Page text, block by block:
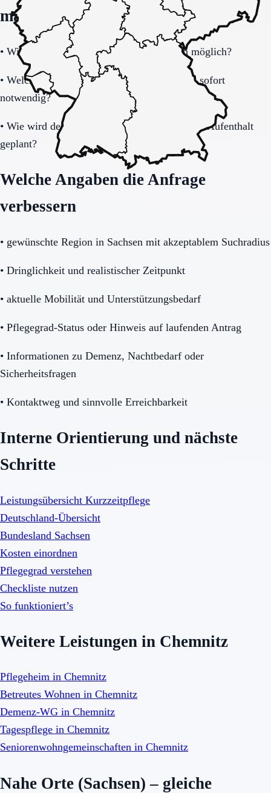
machen
• Wie schnell ist eine Aufnahme realistisch möglich?
• Welche Unterlagen und Informationen sind sofort
notwendig?
• Wie wird der Übergang nach dem befristeten Aufenthalt
geplant?
Welche Angaben die Anfrage
verbessern
• gewünschte Region in Sachsen mit akzeptablem Suchradius
• Dringlichkeit und realistischer Zeitpunkt
• aktuelle Mobilität und Unterstützungsbedarf
• Pflegegrad-Status oder Hinweis auf laufenden Antrag
• Informationen zu Demenz, Nachtbedarf oder
Sicherheitsfragen
• Kontaktweg und sinnvolle Erreichbarkeit
Interne Orientierung und nächste
Schritte
Leistungsübersicht Kurzzeitpflege
Deutschland-Übersicht
Bundesland Sachsen
Kosten einordnen
Pflegegrad verstehen
Checkliste nutzen
So funktioniert’s
Weitere Leistungen in Chemnitz
Pflegeheim in Chemnitz
Betreutes Wohnen in Chemnitz
Demenz-WG in Chemnitz
Tagespflege in Chemnitz
Seniorenwohngemeinschaften in Chemnitz
Nahe Orte (Sachsen) – gleiche